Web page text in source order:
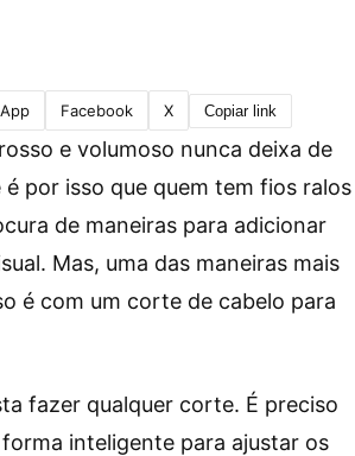
Facebook X Copiar link
e volumoso nunca deixa de
é por isso que quem tem fios ralos
de maneiras para adicionar
Mas, uma das maneiras mais
é com um corte de cabelo para
fazer qualquer corte. É preciso
inteligente para ajustar os